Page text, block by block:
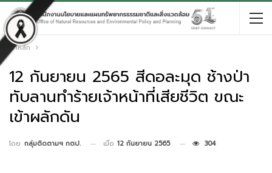
หน้าหลัก
12 กันยายน 2565 สีดอละมุด ช้างป่า
ทับลานทำร้ายเจ้าหน้าที่เสียชีวิต ขณะ
เข้าผลักดัน
โดย กลุ่มติดตามฯ กตป. เมื่อ 12 กันยายน 2565 304